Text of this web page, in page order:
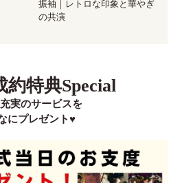
振袖｜レトロな印象と華やぎ
の共演
約特典Special
実のサービスを
にプレゼント♥